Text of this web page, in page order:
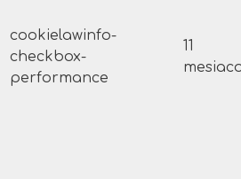
cookielawinfo-
checkbox-
performance
11